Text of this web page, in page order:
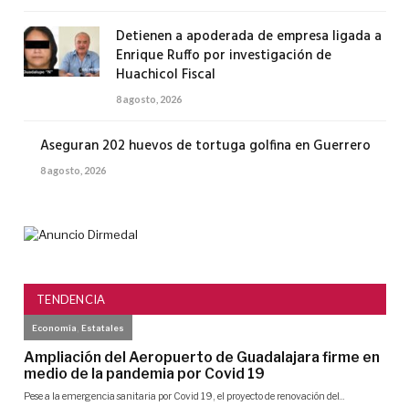
Detienen a apoderada de empresa ligada a
Enrique Ruffo por investigación de
Huachicol Fiscal
8 agosto, 2026
Aseguran 202 huevos de tortuga golfina en Guerrero
8 agosto, 2026
TENDENCIA